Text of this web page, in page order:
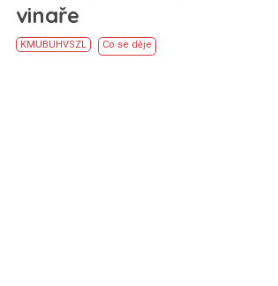
vinaře
KMUBUHVSZL Co se děje